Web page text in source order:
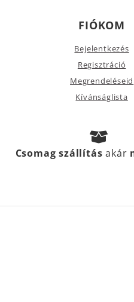
FIÓKOM
Bejelentkezés
Regisztráció
Megrendeléseid
Kívánságlista
Csomag szállításakár